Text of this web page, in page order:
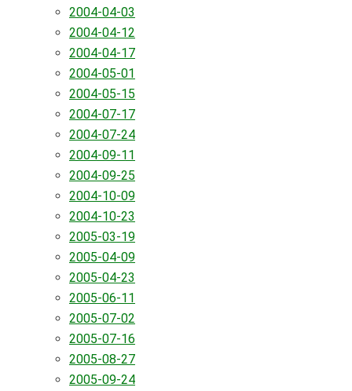
2004-04-03
2004-04-12
2004-04-17
2004-05-01
2004-05-15
2004-07-17
2004-07-24
2004-09-11
2004-09-25
2004-10-09
2004-10-23
2005-03-19
2005-04-09
2005-04-23
2005-06-11
2005-07-02
2005-07-16
2005-08-27
2005-09-24